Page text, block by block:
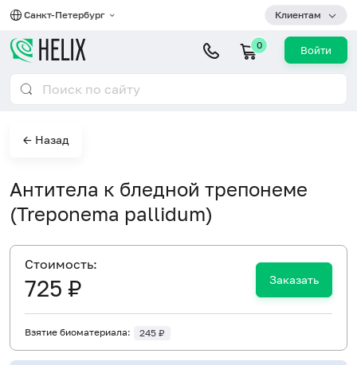
Санкт-Петербург Клиентам
0 Войти
← Назад
Антитела к бледной трепонеме
(Treponema pallidum)
Cтоимость:
725 ₽ Заказать
Взятие биоматериала: 245 ₽